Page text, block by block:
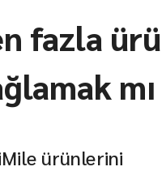
fazla
ürünlerini